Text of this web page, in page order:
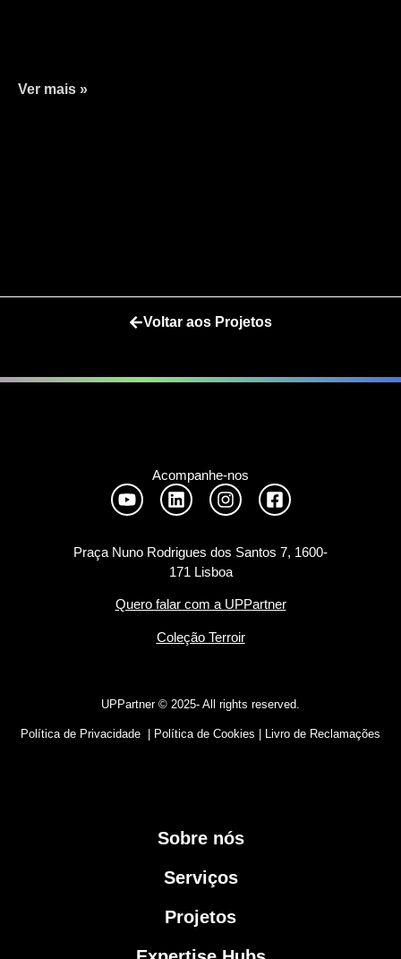
Ver mais »
Voltar aos Projetos
Acompanhe-nos
Praça Nuno Rodrigues dos Santos 7, 1600-
171 Lisboa
Quero falar com a UPPartner
Coleção Terroir
UPPartner © 2025- All rights reserved.
Política de Privacidade Política de Cookies Livro de Reclamações
Sobre nós
Serviços
Projetos